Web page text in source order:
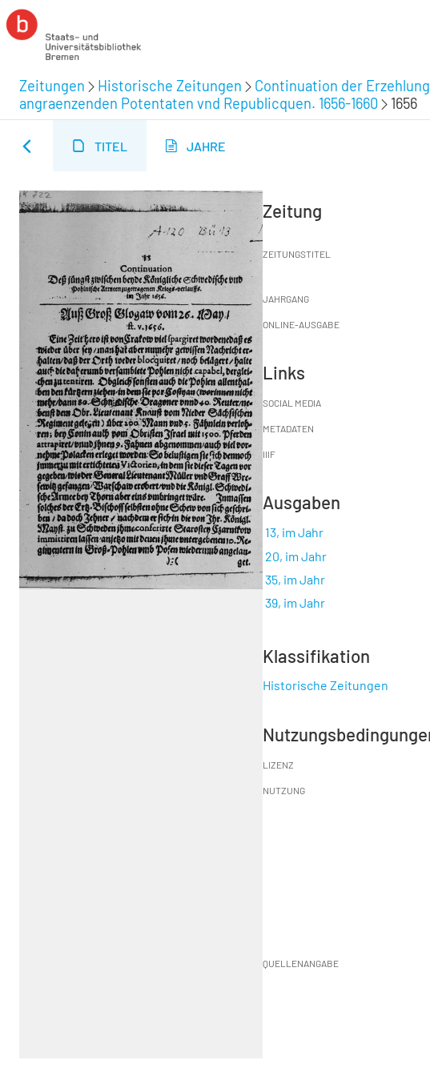
Zeitungen Historische Zeitungen
Continuation der
angraenzenden Potentaten vnd Republicquen. 1656-1660
1656
TITEL JAHRE
Zeitung
ZEITUNGSTITEL
JAHRGANG
ONLINE-AUSGABE
Links
SOCIAL MEDIA
METADATEN
IIIF
Ausgaben
13, im Jahr
20, im Jahr
35, im Jahr
39, im Jahr
Klassifikation
Historische Zeitungen
LIZENZ
NUTZUNG
QUELLENANGABE